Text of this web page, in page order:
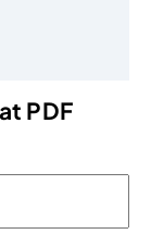
PDF